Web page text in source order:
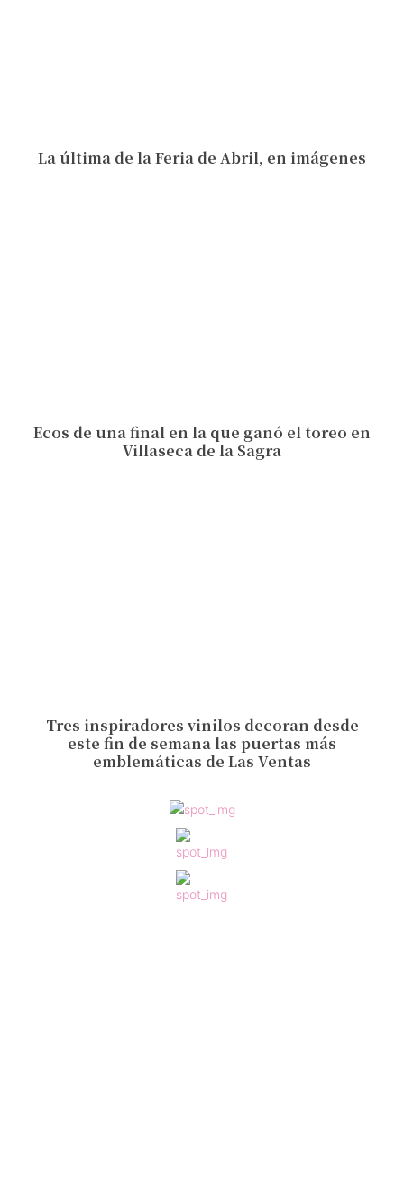
La última de la Feria de Abril, en imágenes
Ecos de una final en la que ganó el toreo en
Villaseca de la Sagra
Tres inspiradores vinilos decoran desde
este fin de semana las puertas más
emblemáticas de Las Ventas